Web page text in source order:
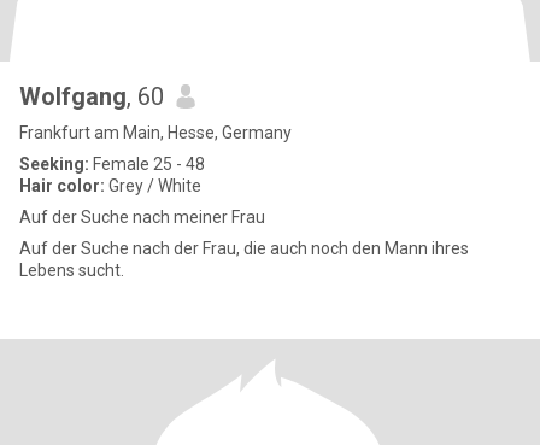
Wolfgang, 60
Frankfurt am Main, Hesse, Germany
Seeking: Female 25 - 48
Hair color: Grey / White
Auf der Suche nach meiner Frau
Auf der Suche nach der Frau, die auch noch den Mann ihres
Lebens sucht.